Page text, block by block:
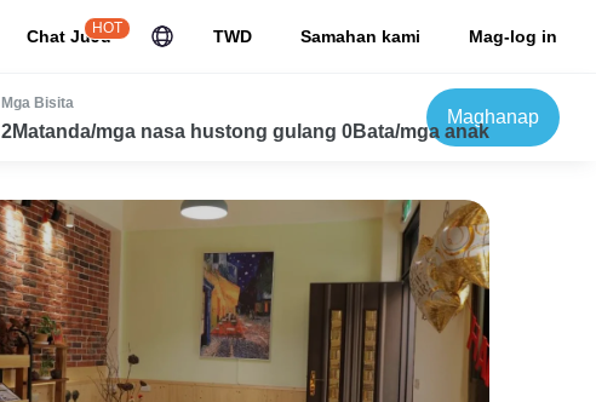
Chat JuJu
HOT TWD Samahan kami Mag-log in
Mga Bisita
2Matanda/mga nasa hustong gulang 0Bata/mga anak
Maghanap